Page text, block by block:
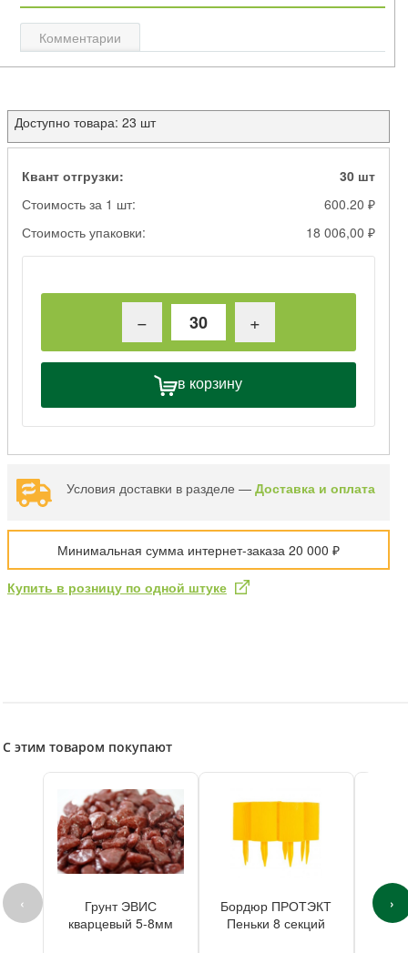
Комментарии
Доступно товара: 23 шт
Квант отгрузки:
30 шт
Стоимость за 1 шт:
600.20 ₽
Стоимость упаковки:
18 006,00 ₽
− +
в корзину
Условия доставки в разделе — Доставка и оплата
Минимальная сумма интернет-заказа 20 000 ₽
Купить в розницу по одной штуке
С этим товаром покупают
‹
Грунт ЭВИС
кварцевый 5-8мм
Бордюр ПРОТЭКТ
Пеньки 8 секций
›